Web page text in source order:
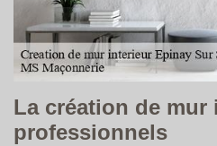
La création de mur
professionnels